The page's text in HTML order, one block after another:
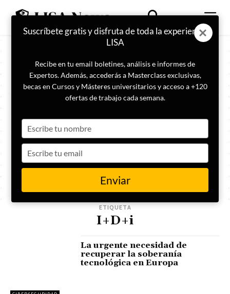
ETIQUETA
I+D+i
La urgente necesidad de
recuperar la soberanía
tecnológica en Europa
Suscríbete gratis y disfruta de toda la experiencia
LISA
Recibe en tu email boletines, análisis e informes de
Expertos. Además, accederás a Masterclass exclusivas,
becas en Cursos y Másteres universitarios y acceso a +120
ofertas de trabajo cada semana.
your
name
your
email
Enviar